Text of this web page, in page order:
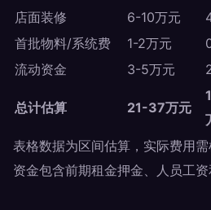
店面装修 6-10万元
首批物料/系统费
1-2万元
流动资金
3-5万元
总计估算 21-37万元
表格数据为区间估算，实际费用
资金包含前期租金押金、人员工资